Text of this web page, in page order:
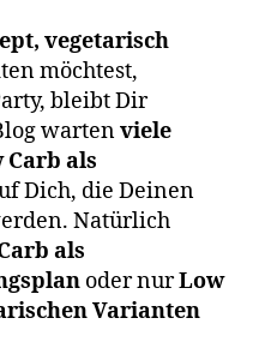
vegetarisch
möchtest,
bleibt Dir
wartenviele
Carb als
Dich, die Deinen
Natürlich
als
oder nurLow
Varianten